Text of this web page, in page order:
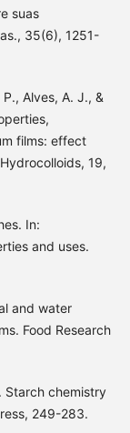
suas
35(6), 1251-
Alves, A. J., &
films: effect
19,
In:
and uses.
and water
Food Research
Starch chemistry
249-283.